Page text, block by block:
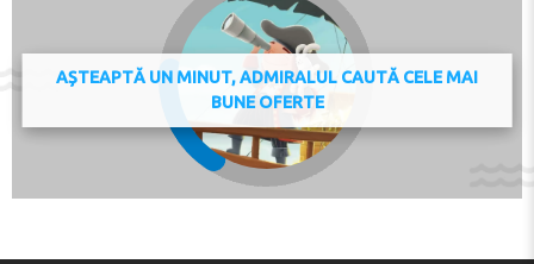
note that all Special Requests are subject to availability
and additional charges may apply. A damage deposit of
EUR 150 is required on arrival. This will be collected as a
cash payment. You should be reimbursed on check-out.
Your deposit will be refunded in full in cash, subject to
an inspection of the property. Managed by a private
AȘTEAPTĂ UN MINUT, ADMIRALUL CAUTĂ CELE MAI
BUNE OFERTE